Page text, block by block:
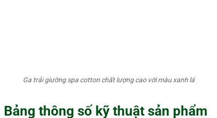
Ga trải giường spa cotton chất lượng cao với màu xanh lá
Bảng thông số kỹ thuật sản phẩm